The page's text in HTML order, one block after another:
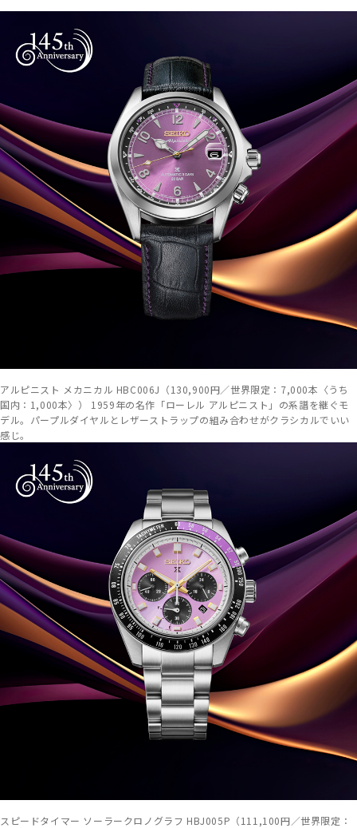
アルピニスト メカニカル HBC006J（130,900円／世界限定：7,000本〈うち
国内：1,000本〉） 1959年の名作「ローレル アルピニスト」の系譜を継ぐモ
デル。パープルダイヤルとレザーストラップの組み合わせがクラシカルでいい
感じ。
スピードタイマー ソーラークロノグラフ HBJ005P（111,100円／世界限定：